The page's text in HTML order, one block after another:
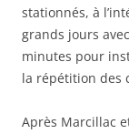
stationnés, à
grands jours
minutes pour
la répétition des
Après Marcillac